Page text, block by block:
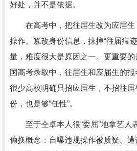
好处，并不是依据。
在高考中，把往届生改为应届生
操作。篡改身份信息，抹掉“往届痕
量，难度很大是原因之一。更重要
国高考录取中，往届生和应届生的
很少高校明确只招应届生，不招往
份，也是够“任性”。
至于仝卓本人很“委屈”地拿艺人
偷换概念：自曝违规操作被质疑、